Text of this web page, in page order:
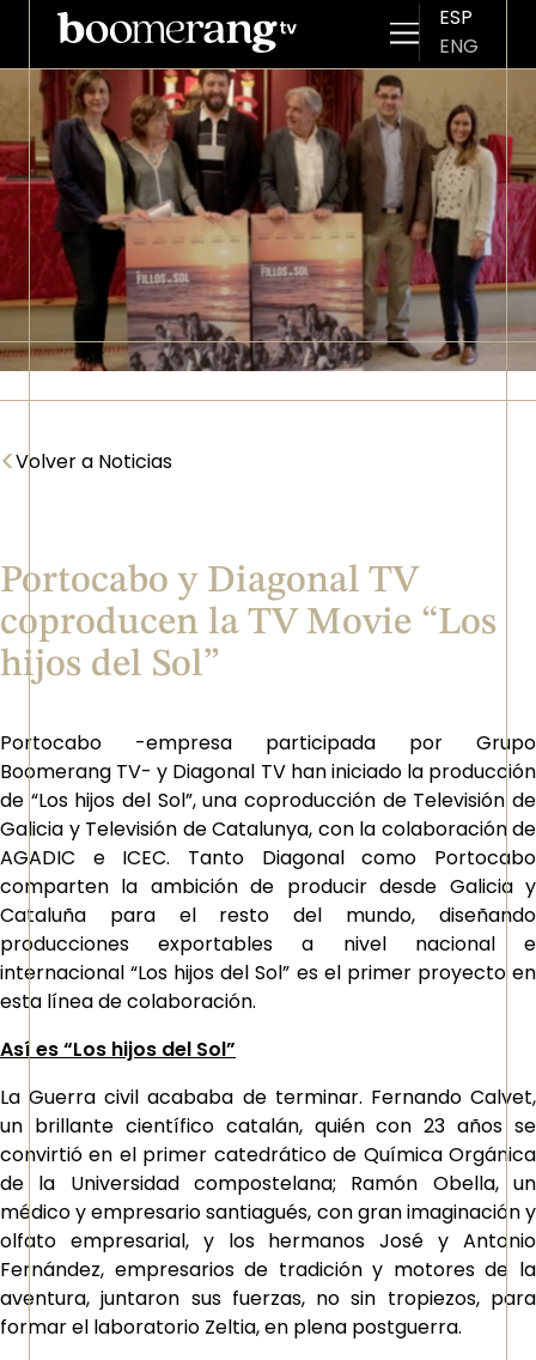
Pasar al contenido principal
ESP
ENG
Imagen
<Volver a Noticias
Portocabo y Diagonal TV
coproducen la TV Movie “Los
hijos del Sol”
Portocabo -empresa participada por Grupo
Boomerang TV- y Diagonal TV han iniciado la producción
de “Los hijos del Sol”, una coproducción de Televisión de
Galicia y Televisión de Catalunya, con la colaboración de
AGADIC e ICEC. Tanto Diagonal como Portocabo
comparten la ambición de producir desde Galicia y
Cataluña para el resto del mundo, diseñando
producciones exportables a nivel nacional e
internacional “Los hijos del Sol” es el primer proyecto en
esta línea de colaboración.
Así es “Los hijos del Sol”
La Guerra civil acababa de terminar. Fernando Calvet,
un brillante científico catalán, quién con 23 años se
convirtió en el primer catedrático de Química Orgánica
de la Universidad compostelana; Ramón Obella, un
médico y empresario santiagués, con gran imaginación y
olfato empresarial, y los hermanos José y Antonio
Fernández, empresarios de tradición y motores de la
aventura, juntaron sus fuerzas, no sin tropiezos, para
formar el laboratorio Zeltia, en plena postguerra.